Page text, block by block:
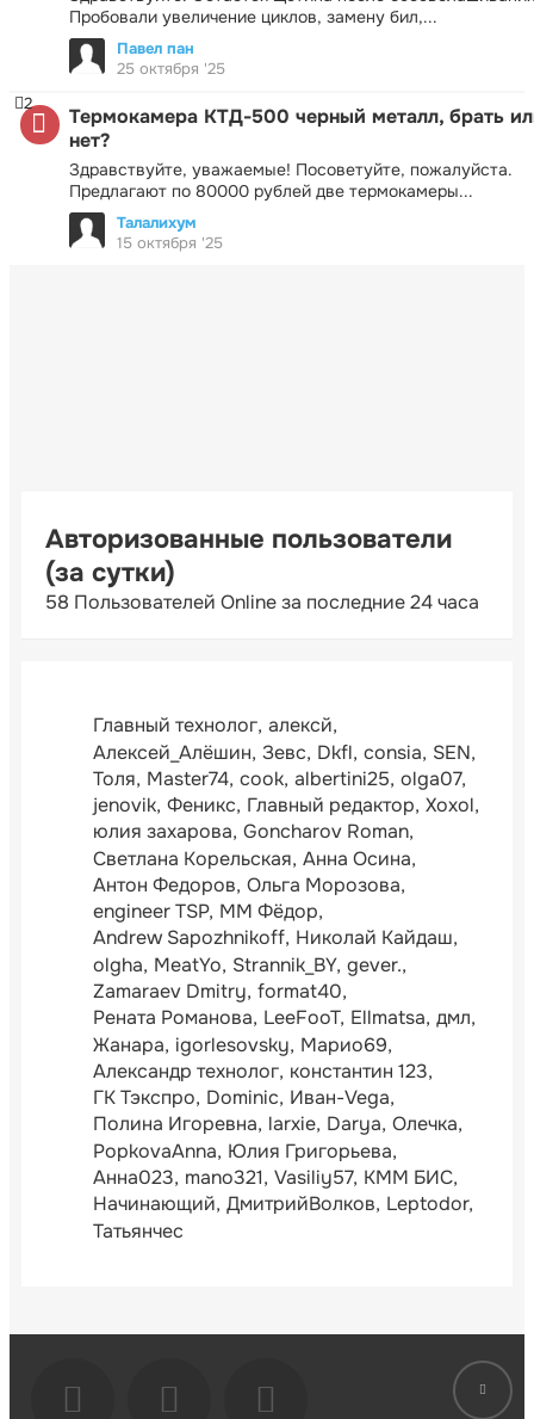
Пробовали увеличение циклов, замену бил,...
Павел пан
25 октября '25
Термокамера КТД-500 черный металл, брать
нет?
Здравствуйте, уважаемые! Посоветуйте, пожалуйста.
Предлагают по 80000 рублей две термокамеры...
2
Талалихум
15 октября '25
Авторизованные пользователи
(за сутки)
58 Пользователей Online за последние 24 часа
Главный технолог алексй
Алексей_Алёшин Зевс Dkfl consia SEN
Толя Master74 cook albertini25 olga07
jenovik Феникс Главный редактор Xoxol
юлия захарова Goncharov Roman
Светлана Корельская Анна Осина
Антон Федоров Ольга Морозова
engineer TSP ММ Фёдор
Andrew Sapozhnikoff Николай Кайдаш
olgha MeatYo Strannik_BY gever.
Zamaraev Dmitry format40
Рената Романова LeeFooT Ellmatsa дмл
Жанара igorlesovsky Марио69
Александр технолог константин 123
ГК Тэкспро Dominic Иван-Vega
Полина Игоревна larxie Darya Олечка
PopkovaAnna Юлия Григорьева
Анна023 mano321 Vasiliy57 КММ БИС
Начинающий ДмитрийВолков Leptodor
Татьянчес